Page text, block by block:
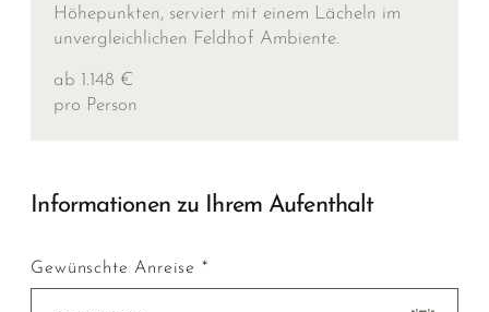
Höhepunkten, serviert mit einem Lächeln im
unvergleichlichen Feldhof Ambiente.
ab 1.148 €
pro Person
Informationen zu Ihrem Aufenthalt
Gewünschte Anreise *